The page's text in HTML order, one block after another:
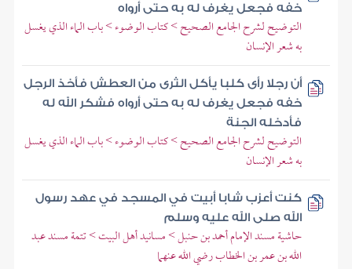
خفه فجعل يغرف له به حتى أرواه
التوضيح لشرح الجامع الصحيح > كتاب الوضوء > باب الماء الذي يغسل
به شعر الإنسان
أن رجلا رأى كلبا يأكل الثرى من العطش فأخذ الرجل
خفه فجعل يغرف له به حتى أرواه فشكر الله له
فأدخله الجنة
التوضيح لشرح الجامع الصحيح > كتاب الوضوء > باب الماء الذي يغسل
به شعر الإنسان
كنت أعزب شابا أبيت في المسجد في عهد رسول
الله صلى الله عليه وسلم
حاشية مسند الإمام أحمد بن حنبل > مسانيد أهل البيت > تتمة مسند عبد
الله بن عمر بن الخطاب رضي الله عنهما